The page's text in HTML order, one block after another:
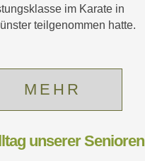
im Karate in
teilgenommen hatte.
MEHR
unserer Senioren